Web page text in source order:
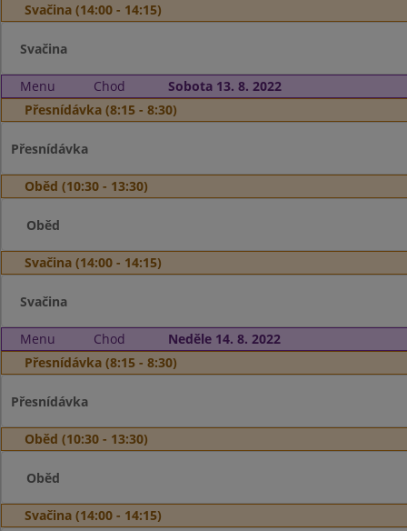
Svačina (14:00 - 14:15)
Svačina
Menu Chod
Sobota 13. 8. 2022
Přesnídávka (8:15 - 8:30)
Přesnídávka
Oběd (10:30 - 13:30)
Oběd
Svačina (14:00 - 14:15)
Svačina
Menu Chod
Neděle 14. 8. 2022
Přesnídávka (8:15 - 8:30)
Přesnídávka
Oběd (10:30 - 13:30)
Oběd
Svačina (14:00 - 14:15)